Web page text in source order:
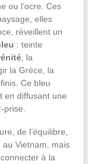
ou l’ocre. Ces
elles
réveillent un
: teinte
, la
la Grèce, la
Ce bleu
en diffusant une
de l’équilibre,
au Vietnam, mais
à la